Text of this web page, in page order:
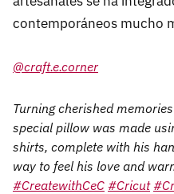
contemporáneos mucho
@craft.e.corner
Turning cherished
special pillow was made
shirts, complete with his
way to feel his love and
#CreatewithCeC #Cricut